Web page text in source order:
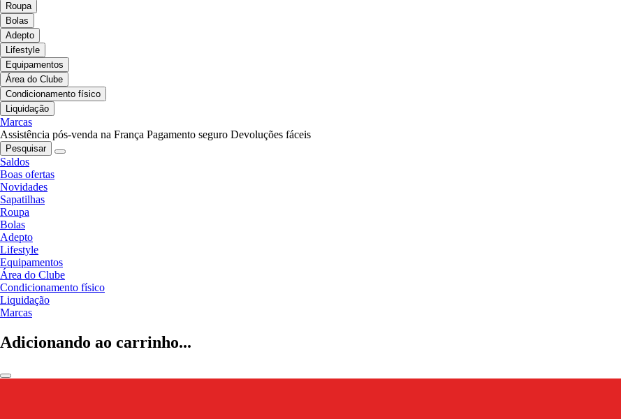
Roupa
Bolas
Adepto
Lifestyle
Equipamentos
Área do Clube
Condicionamento físico
Liquidação
Marcas
Assistência pós-venda na França Pagamento seguro Devoluções fáceis
Pesquisar
Saldos
Boas ofertas
Novidades
Sapatilhas
Roupa
Bolas
Adepto
Lifestyle
Equipamentos
Área do Clube
Condicionamento físico
Liquidação
Marcas
Adicionando ao carrinho...